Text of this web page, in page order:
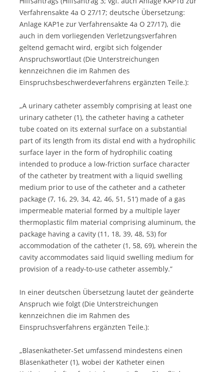
Verfahrensakte 4a O 27/17; deutsche Übersetzung:
Anlage KAP1e zur Verfahrensakte 4a O 27/17), die
auch in dem vorliegenden Verletzungsverfahren
geltend gemacht wird, ergibt sich folgender
Anspruchswortlaut (Die Unterstreichungen
kennzeichnen die im Rahmen des
Einspruchsbeschwerdeverfahrens ergänzten Teile.):
„A urinary catheter assembly comprising at least one
urinary catheter (1), the catheter having a catheter
tube coated on its external surface on a substantial
part of its length from its distal end with a hydrophilic
surface layer in the form of hydrophilic coating
intended to produce a low-friction surface character
of the catheter by treatment with a liquid swelling
medium prior to use of the catheter and a catheter
package (7, 16, 29, 34, 42, 46, 51, 51’) made of a gas
impermeable material formed by a multiple layer
thermoplastic film material comprising aluminum, the
package having a cavity (11, 18, 39, 48, 53) for
accommodation of the catheter (1, 58, 69), wherein the
cavity accommodates said liquid swelling medium for
provision of a ready-to-use catheter assembly.”
In einer deutschen Übersetzung lautet der geänderte
Anspruch wie folgt (Die Unterstreichungen
kennzeichnen die im Rahmen des
Einspruchsverfahrens ergänzten Teile.):
„Blasenkatheter-Set umfassend mindestens einen
Blasenkatheter (1), wobei der Katheter einen